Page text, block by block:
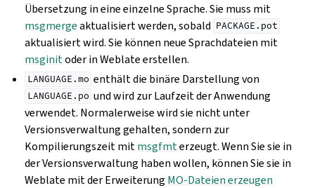
Übersetzung in eine einzelne Sprache. Sie muss mit
msgmergeaktualisiert werden, sobald PACKAGE.pot
aktualisiert wird. Sie können neue Sprachdateien mit
msginitoder in Weblate erstellen.
LANGUAGE.mo enthält die binäre Darstellung von
LANGUAGE.po und wird zur Laufzeit der Anwendung
verwendet. Normalerweise wird sie nicht unter
Versionsverwaltung gehalten, sondern zur
Kompilierungszeit mitmsgfmterzeugt. Wenn Sie sie in
der Versionsverwaltung haben wollen, können Sie sie in
Weblate mit der Erweiterung MO-Dateien erzeugen